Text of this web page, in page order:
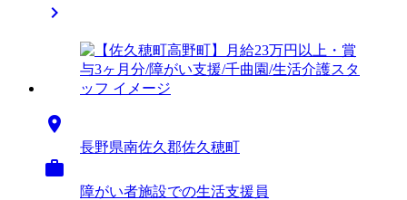


長野県南佐久郡佐久穂町

障がい者施設での生活支援員